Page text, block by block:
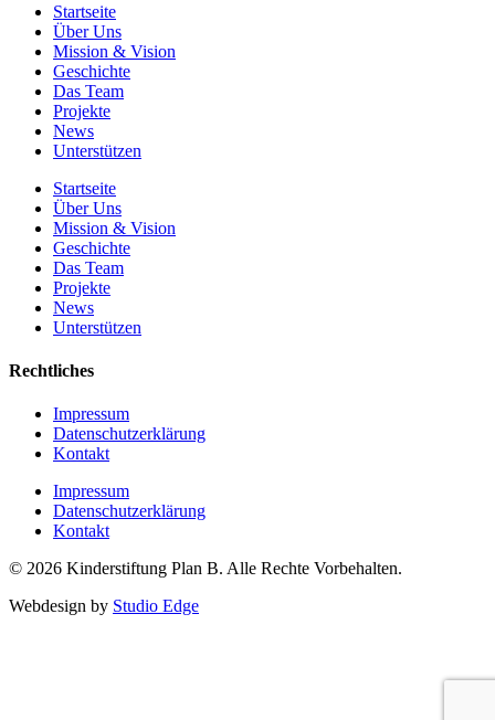
Startseite
Über Uns
Mission & Vision
Geschichte
Das Team
Projekte
News
Unterstützen
Startseite
Über Uns
Mission & Vision
Geschichte
Das Team
Projekte
News
Unterstützen
Rechtliches
Impressum
Datenschutzerklärung
Kontakt
Impressum
Datenschutzerklärung
Kontakt
© 2026 Kinderstiftung Plan B. Alle Rechte Vorbehalten.
Webdesign by Studio Edge